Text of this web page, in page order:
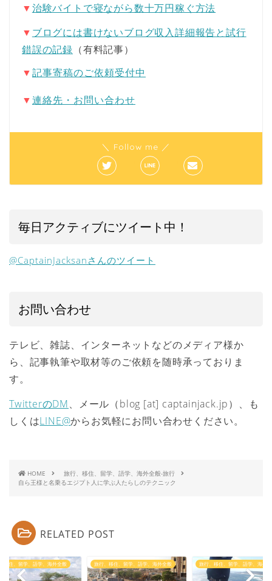
▼治験バイトで寝ながら数十万円稼ぐ方法
▼ ブログには書けないブログ収入詳細報告と試行
錯誤の記録 （有料記事）
▼記事寄稿のご依頼受付中
▼連絡先・お問い合わせ
＼ Follow me ／
毎日アクティブにツイート中！
@CaptainJacksanさんのツイート
お問い合わせ
テレビ、雑誌、インターネットなどのメディア様か
ら、記事執筆や取材等のご依頼を随時承っておりま
す。
TwitterのDM、メール（blog [at] captainjack.jp）、も
しくはLINE@からお気軽にお問い合わせください。
HOME
旅行、移住、留学、語学、海外全般-旅行
自ら王様と名乗るエジプト人に学ぶ人たらしのテクニック
RELATED POST
移住、留学、語学、海外全般 旅行、移住、留学、語学、海外全般 旅行、移住、留学、語学、海外